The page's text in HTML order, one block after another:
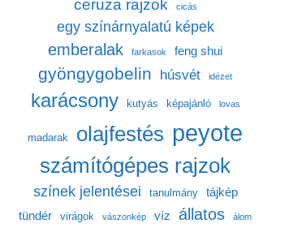
ceruza rajzok cicás
egy színárnyalatú képek
emberalak farkasok feng shui
gyöngygobelin húsvét idézet
karácsony kutyás képajánló lovas
madarak olajfestés peyote
számítógépes rajzok
színek jelentései tanulmány
tájkép
tündér
virágok vászonkép víz állatos álom